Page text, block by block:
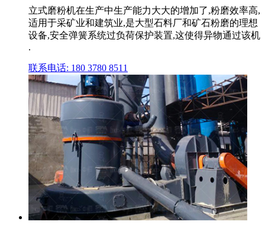
立式磨粉机在生产中生产能力大大的增加了,粉磨效率高,
适用于采矿业和建筑业,是大型石料厂和矿石粉磨的理想
设备,安全弹簧系统过负荷保护装置,这使得异物通过该机
.
联系电话: 180 3780 8511